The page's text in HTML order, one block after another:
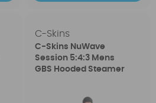
C-Skins
C-Skins NuWave
Session 5:4:3 Mens
GBS Hooded Steamer